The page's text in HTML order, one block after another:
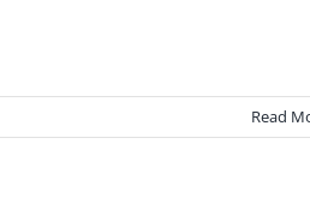
Read